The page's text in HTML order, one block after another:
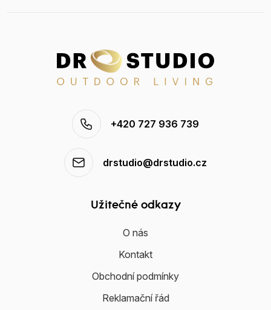
+420 727 936 739
drstudio@drstudio.cz
Užitečné odkazy
O nás
Kontakt
Obchodní podmínky
Reklamační řád